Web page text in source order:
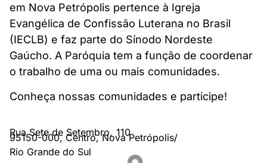
em Nova Petrópolis pertence à Igreja
Evangélica de Confissão Luterana no Brasil
(IECLB) e faz parte do Sínodo Nordeste
Gaúcho. A Paróquia tem a função de coordenar
o trabalho de uma ou mais comunidades.
Conheça nossas comunidades e participe!
Rua Sete de Setembro, 110
95150-000, Centro, Nova Petrópolis/
Rio Grande do Sul